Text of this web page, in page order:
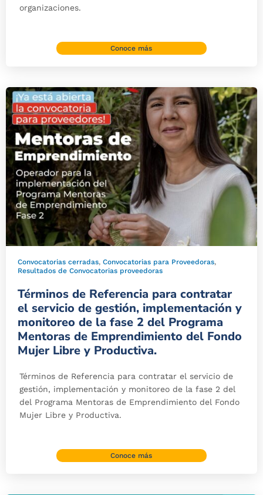
organizaciones.
Conoce más
Convocatorias cerradas, Convocatorias para Proveedoras,
Resultados de Convocatorias proveedoras
Términos de Referencia para contratar
el servicio de gestión, implementación y
monitoreo de la fase 2 del Programa
Mentoras de Emprendimiento del Fondo
Mujer Libre y Productiva.
Términos de Referencia para contratar el servicio de
gestión, implementación y monitoreo de la fase 2 del
del Programa Mentoras de Emprendimiento del Fondo
Mujer Libre y Productiva.
Conoce más
Canales de servicio
Reclamos, Sugerencias,
Denuncias y Felicitaciones
300 9163936